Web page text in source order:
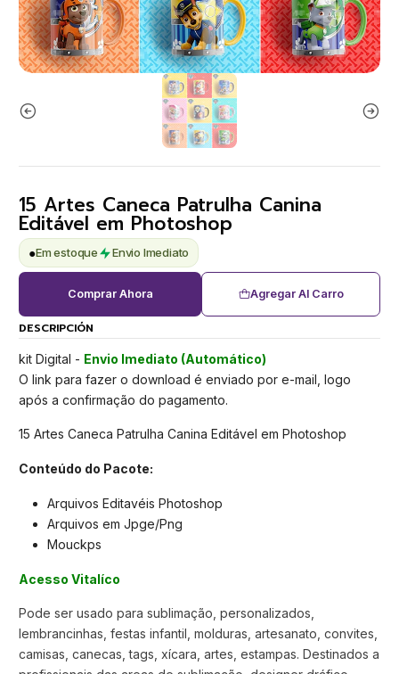
15 Artes Caneca Patrulha Canina
Editável em Photoshop
●Em estoque Envio Imediato
Agregar Al Carro
Comprar Ahora
DESCRIPCIÓN
kit Digital - Envio Imediato (Automático)
O link para fazer o download é enviado por e-mail, logo
após a confirmação do pagamento.
15 Artes Caneca Patrulha Canina Editável em Photoshop
Conteúdo do Pacote:
Arquivos Editavéis Photoshop
Arquivos em Jpge/Png
Mouckps
Acesso Vitalíco
Pode ser usado para sublimação, personalizados,
lembrancinhas, festas infantil, molduras, artesanato, convites,
camisas, canecas, tags, xícara, artes, estampas. Destinados a